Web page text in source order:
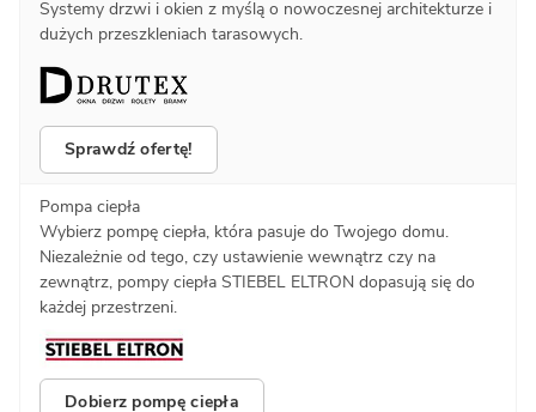
Systemy drzwi i okien z myślą o nowoczesnej architekturze i
dużych przeszkleniach tarasowych.
Sprawdź ofertę!
Pompa ciepła
Wybierz pompę ciepła, która pasuje do Twojego domu.
Niezależnie od tego, czy ustawienie wewnątrz czy na
zewnątrz, pompy ciepła STIEBEL ELTRON dopasują się do
każdej przestrzeni.
Dobierz pompę ciepła